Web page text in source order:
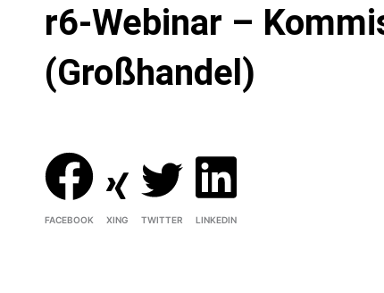
r6-Webinar –
(Großhandel)
FACEBOOK XING TWITTER LINKEDIN